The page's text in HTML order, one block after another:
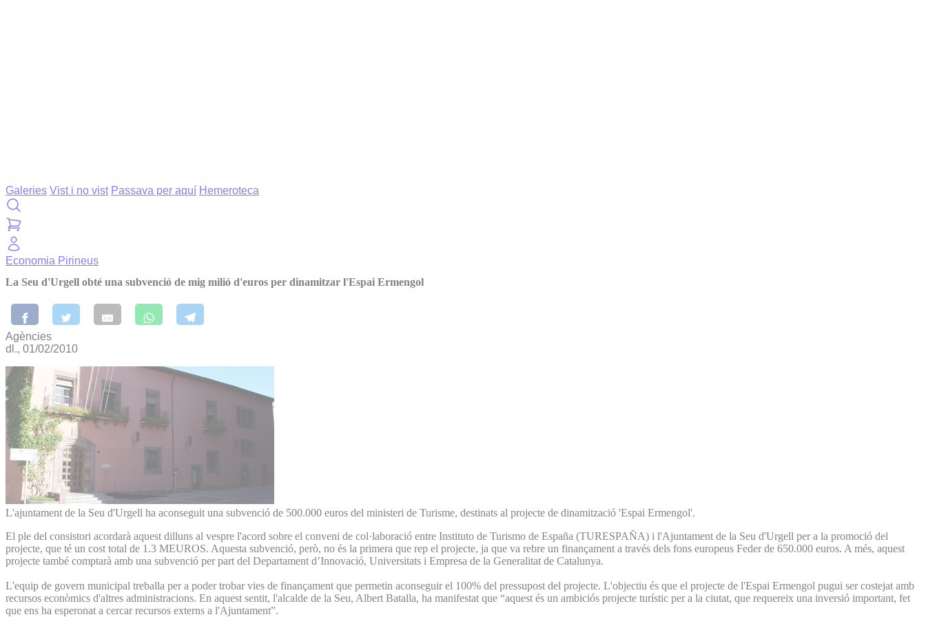
Galeries Vist i no vist Passava per aquí Hemeroteca
Economia Pirineus
La Seu d'Urgell obté una subvenció de mig milió d'euros per dinamitzar l'Espai Ermengol
Agències
dl., 01/02/2010
L'ajuntament de la Seu d'Urgell ha aconseguit una subvenció de 500.000 euros del ministeri de Turisme, destinats al projecte de dinamització 'Espai Ermengol'.
El ple del consistori acordarà aquest dilluns al vespre l'acord sobre el conveni de col·laboració entre Instituto de Turismo de España (TURESPAÑA) i l'Ajuntament de la Seu d'Urgell per a la promoció del
projecte, que té un cost total de 1.3 MEUROS. Aquesta subvenció, però, no és la primera que rep el projecte, ja que va rebre un finançament a través dels fons europeus Feder de 650.000 euros. A més, aquest
projecte també comptarà amb una subvenció per part del Departament d’Innovació, Universitats i Empresa de la Generalitat de Catalunya.
L'equip de govern municipal treballa per a poder trobar vies de finançament que permetin aconseguir el 100% del pressupost del projecte. L'objectiu és que el projecte de l'Espai Ermengol pugui ser costejat amb
recursos econòmics d'altres administracions. En aquest sentit, l'alcalde de la Seu, Albert Batalla, ha manifestat que “aquest és un ambiciós projecte turístic per a la ciutat, que requereix una inversió important, fet
que ens ha esperonat a cercar recursos externs a l'Ajuntament”.